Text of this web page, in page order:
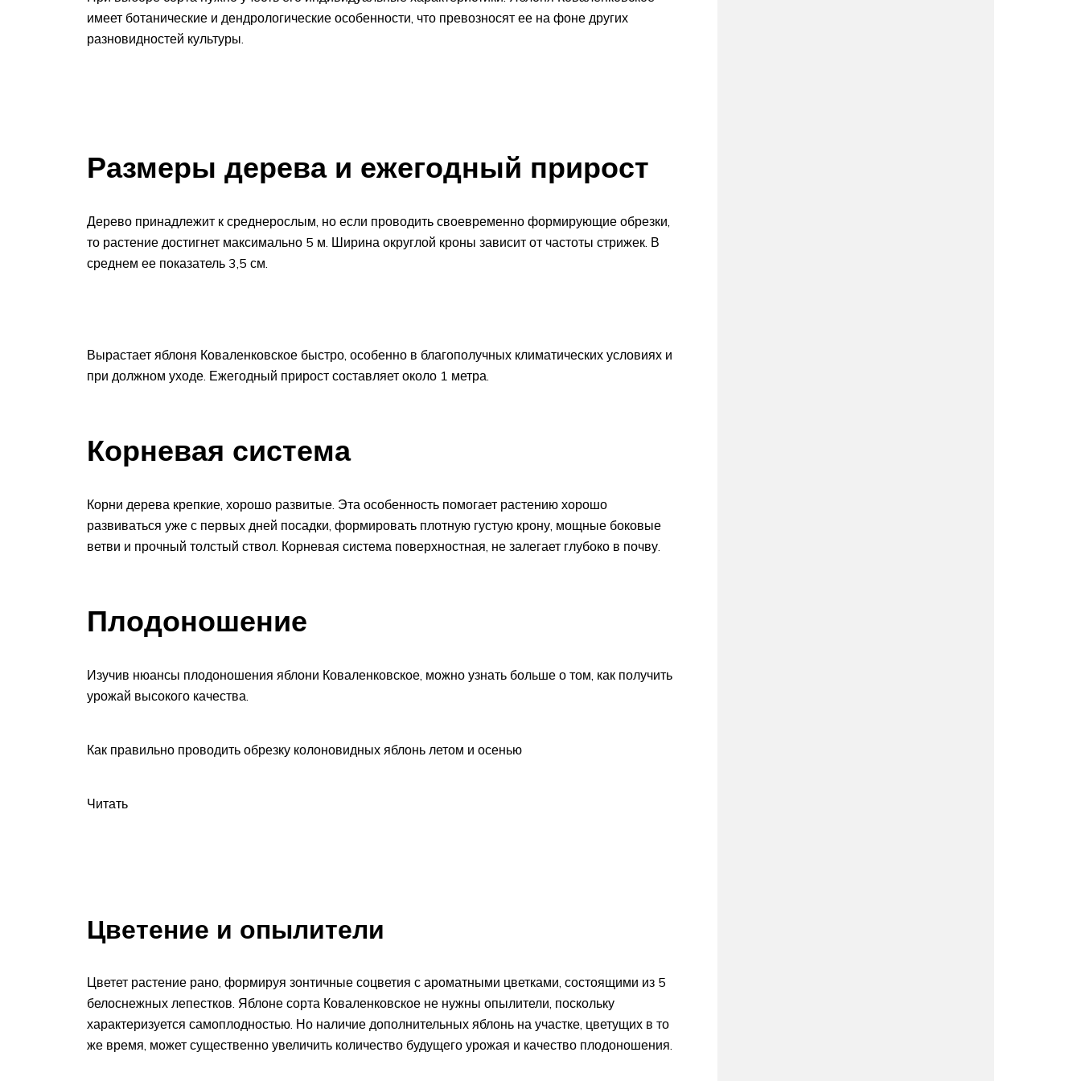
имеет ботанические и дендрологические особенности, что превозносят ее на фоне других
разновидностей культуры.
Размеры дерева и ежегодный прирост
Дерево принадлежит к среднерослым, но если проводить своевременно формирующие обрезки,
то растение достигнет максимально 5 м. Ширина округлой кроны зависит от частоты стрижек. В
среднем ее показатель 3,5 см.
Вырастает яблоня Коваленковское быстро, особенно в благополучных климатических условиях и
при должном уходе. Ежегодный прирост составляет около 1 метра.
Корневая система
Корни дерева крепкие, хорошо развитые. Эта особенность помогает растению хорошо
развиваться уже с первых дней посадки, формировать плотную густую крону, мощные боковые
ветви и прочный толстый ствол. Корневая система поверхностная, не залегает глубоко в почву.
Плодоношение
Изучив нюансы плодоношения яблони Коваленковское, можно узнать больше о том, как получить
урожай высокого качества.
Как правильно проводить обрезку колоновидных яблонь летом и осенью
Читать
Цветение и опылители
Цветет растение рано, формируя зонтичные соцветия с ароматными цветками, состоящими из 5
белоснежных лепестков. Яблоне сорта Коваленковское не нужны опылители, поскольку
характеризуется самоплодностью. Но наличие дополнительных яблонь на участке, цветущих в то
же время, может существенно увеличить количество будущего урожая и качество плодоношения.